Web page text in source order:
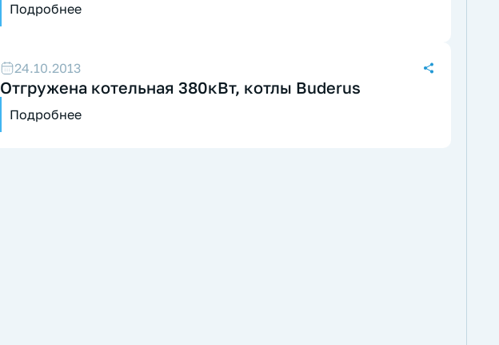
Подробнее
24.10.2013
Отгружена котельная 380кВт, котлы Buderus
Подробнее